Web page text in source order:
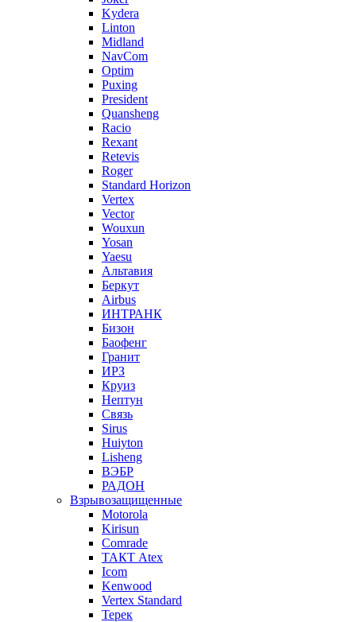
Kydera
Linton
Midland
NavCom
Optim
Puxing
President
Quansheng
Racio
Rexant
Retevis
Roger
Standard Horizon
Vertex
Vector
Wouxun
Yosan
Yaesu
Альтавия
Беркут
Airbus
ИНТРАНК
Бизон
Баофенг
Гранит
ИРЗ
Круиз
Нептун
Связь
Sirus
Huiyton
Lisheng
ВЭБР
РАДОН
Взрывозащищенные
Motorola
Kirisun
Comrade
ТАКТ Atex
Icom
Kenwood
Vertex Standard
Терек